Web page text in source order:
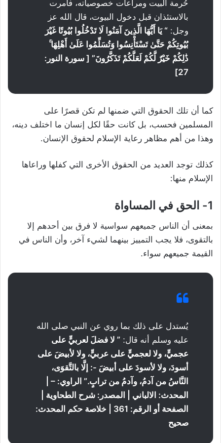
حُرمة البيت ومراعات خصوصياته، فأمرت
بالاستئذان قبل دخول البيوت، قال الله عز
وجل: “ يَا أَيُّهَا الَّذِينَ آمَنُوا لَا تَدْخُلُوا بُيُوتًا غَيْرَ
بُيُوتِكُمْ حَتَّىٰ تَسْتَأْنِسُوا وَتُسَلِّمُوا عَلَىٰ أَهْلِهَا ۚ
ذَٰلِكُمْ خَيْرٌ لَّكُمْ لَعَلَّكُمْ تَذَكَّرُونَ”
[ سورة النور :
27]
كما أن تلك الحقوق التي ضمنها لم تكن قصرًا على
المسلمين فحسب، بل كانت حقًا لكل إنسان ما اختلف دينه،
وهذا من أهم مظاهر رعاية الإسلام لحقوق الإنسان.
كذلك توجد العديد من الحقوق الأخرى التي كفلها وراعاها
الإسلام منها:
1- الحق في المساواة
بمعنى أن الناس جميعهم سواسية لا فرق بين أحدهم إلا
بالتقوى، فلا يجب التمييز بينهما لشيء آخر، وأن الناس في
القيمة جميعهم سواء.
يُستدل على ذلك بما روي عن النبي صلى الله
عليه وسلم أنه قال: ” لا فضلَ لعربيٍّ على
عجميٍّ، ولا لعجميٍّ على عربيٍّ، ولا لأبيضَ على
أسودَ، ولا لأسودَ على أبيضَ -: إلَّا بالتَّقوَى،
النَّاسُ من آدمُ، وآدمُ من ترابٍ.” الراوي: – |
المحدث: الالباني | المصدر: شرح الطحاوية |
الصفحة أو الرقم: 361 | خلاصة حكم المحدث:
صحيح